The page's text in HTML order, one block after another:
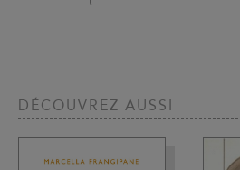
DÉCOUVREZ AUSSI